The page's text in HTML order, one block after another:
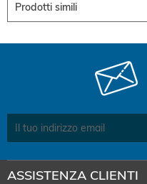
Prodotti simili
ASSISTENZA CLIENTI